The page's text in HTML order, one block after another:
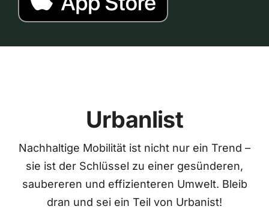
Urbanlist
Nachhaltige Mobilität ist nicht nur ein Trend –
sie ist der Schlüssel zu einer gesünderen,
saubereren und effizienteren Umwelt. Bleib
dran und sei ein Teil von Urbanist!